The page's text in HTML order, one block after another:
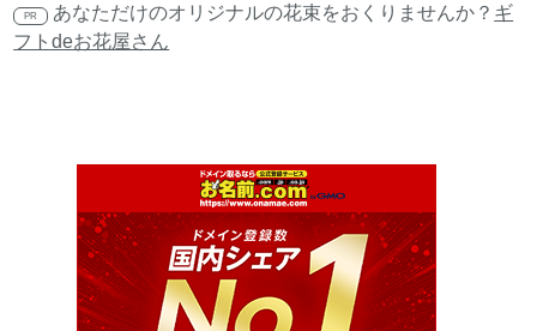
PR あなただけのオリジナルの花束をおくりませんか？ ギ
フトdeお花屋さん